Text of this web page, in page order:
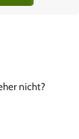
nicht?